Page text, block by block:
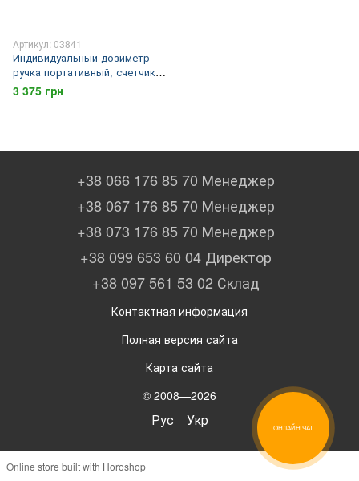
Артикул: 03841
Индивидуальный дозиметр
ручка портативный, счетчик
Гейгера радиометр
заряжаемый, LCD, BOSEAN
3 375 грн
+38 066 176 85 70 Менеджер
+38 067 176 85 70 Менеджер
+38 073 176 85 70 Менеджер
+38 099 653 60 04 Директор
+38 097 561 53 02 Склад
Контактная информация
Полная версия сайта
Карта сайта
© 2008—2026
Рус Укр
Online store built with Horoshop
ОНЛАЙН ЧАТ